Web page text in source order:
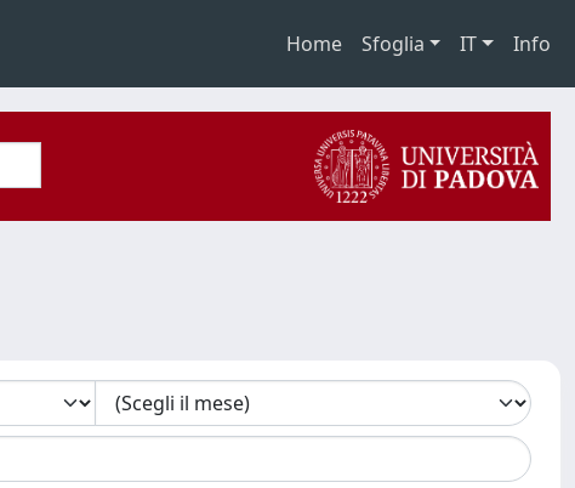
Home Sfoglia IT Info